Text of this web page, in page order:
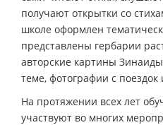
получают открытки со
школе оформлен
представлены гербарии
авторские картины
теме, фотографии с
На протяжении всех лет
участвуют во многих